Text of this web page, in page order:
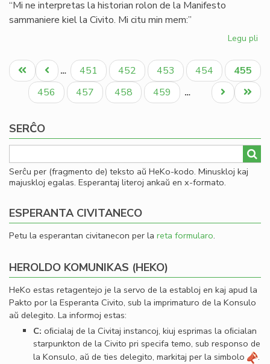
“Mi ne interpretas la historian rolon de la Manifesto
sammaniere kiel la Civito. Mi citu min mem:”
Legu pli
en
la
Pagination
Unua
paĝo
Antaŭa
paĝo
… Paĝo
451 Paĝo
452 Paĝo
453 Paĝo
454
Aktuala
paĝo
455
Paĝo
456 Paĝo
457 Paĝo
458 Paĝo
459 …
Last
page
Next
page
SERĈO
Serĉu per (fragmento de) teksto aŭ HeKo-kodo. Minuskloj kaj
majuskloj egalas. Esperantaj literoj ankaŭ en x-formato.
ESPERANTA CIVITANECO
Petu la esperantan civitanecon per la reta formularo.
HEROLDO KOMUNIKAS (HEKO)
HeKo estas retagentejo je la servo de la establoj en kaj apud la
Pakto por la Esperanta Civito, sub la imprimaturo de la Konsulo
aŭ delegito. La informoj estas:
C: oﬁcialaj de la Civitaj instancoj, kiuj esprimas la oﬁcialan
starpunkton de la Civito pri specifa temo, sub responso de
la Konsulo, aŭ de ties delegito, markitaj per la simbolo
.